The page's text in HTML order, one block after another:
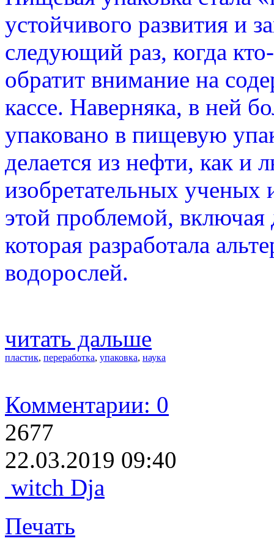
устойчивого развития и
следующий раз, когда
обратит внимание на
кассе. Наверняка, в ней
упаковано в пищевую
делается из нефти, как и
изобретательных ученых
этой проблемой,
которая разработала
водорослей.
читать дальше
пластик, переработка, упаковка, наука
Комментарии: 0
2677
22.03.2019 09:40
witch Dja
Печать